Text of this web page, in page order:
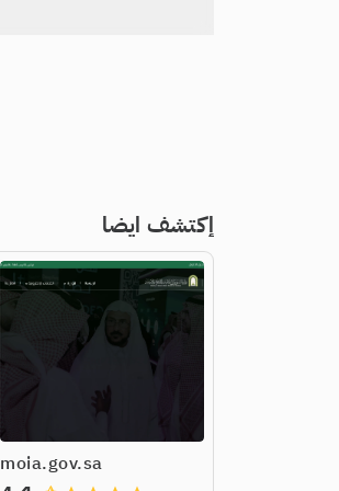
إكتشف ايضا
moia.gov.sa